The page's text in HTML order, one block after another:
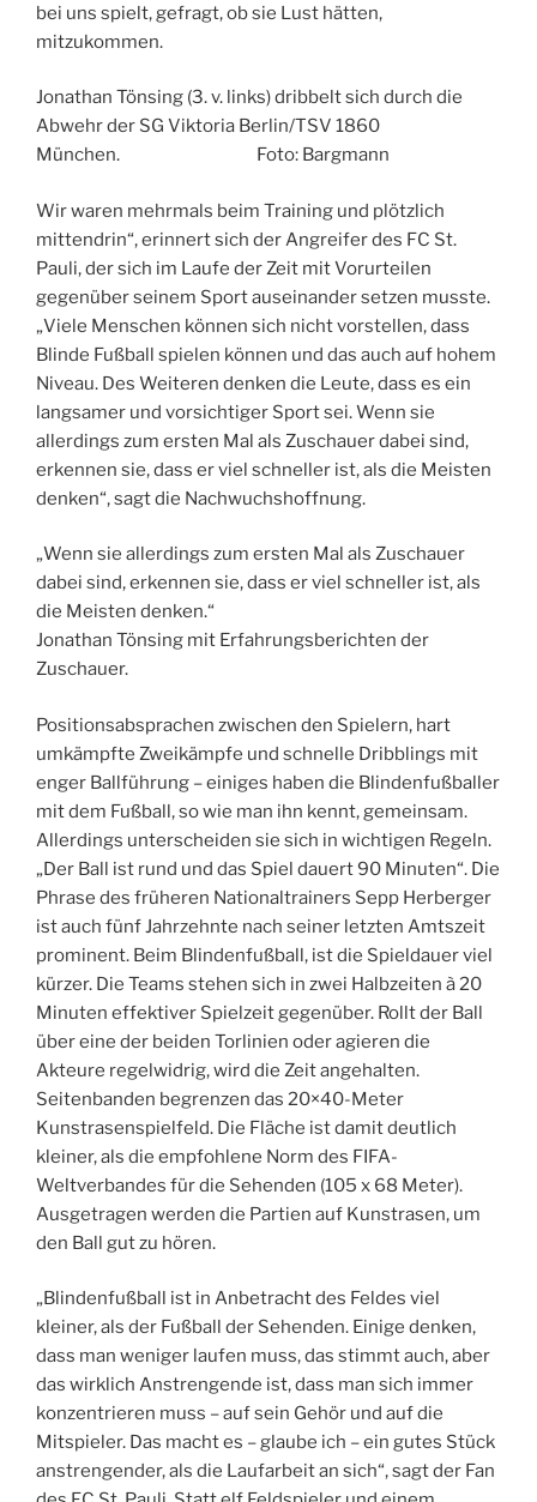
bei uns spielt, gefragt, ob sie Lust hätten,
mitzukommen.
Jonathan Tönsing (3. v. links) dribbelt sich durch die
Abwehr der SG Viktoria Berlin/TSV 1860
München. Foto: Bargmann
Wir waren mehrmals beim Training und plötzlich
mittendrin“, erinnert sich der Angreifer des FC St.
Pauli, der sich im Laufe der Zeit mit Vorurteilen
gegenüber seinem Sport auseinander setzen musste.
„Viele Menschen können sich nicht vorstellen, dass
Blinde Fußball spielen können und das auch auf hohem
Niveau. Des Weiteren denken die Leute, dass es ein
langsamer und vorsichtiger Sport sei. Wenn sie
allerdings zum ersten Mal als Zuschauer dabei sind,
erkennen sie, dass er viel schneller ist, als die Meisten
denken“, sagt die Nachwuchshoffnung.
„Wenn sie allerdings zum ersten Mal als Zuschauer
dabei sind, erkennen sie, dass er viel schneller ist, als
die Meisten denken.“
Jonathan Tönsing mit Erfahrungsberichten der
Zuschauer.
Positionsabsprachen zwischen den Spielern, hart
umkämpfte Zweikämpfe und schnelle Dribblings mit
enger Ballführung – einiges haben die Blindenfußballer
mit dem Fußball, so wie man ihn kennt, gemeinsam.
Allerdings unterscheiden sie sich in wichtigen Regeln.
„Der Ball ist rund und das Spiel dauert 90 Minuten“. Die
Phrase des früheren Nationaltrainers Sepp Herberger
ist auch fünf Jahrzehnte nach seiner letzten Amtszeit
prominent. Beim Blindenfußball, ist die Spieldauer viel
kürzer. Die Teams stehen sich in zwei Halbzeiten à 20
Minuten effektiver Spielzeit gegenüber. Rollt der Ball
über eine der beiden Torlinien oder agieren die
Akteure regelwidrig, wird die Zeit angehalten.
Seitenbanden begrenzen das 20×40-Meter
Kunstrasenspielfeld. Die Fläche ist damit deutlich
kleiner, als die empfohlene Norm des FIFA-
Weltverbandes für die Sehenden (105 x 68 Meter).
Ausgetragen werden die Partien auf Kunstrasen, um
den Ball gut zu hören.
„Blindenfußball ist in Anbetracht des Feldes viel
kleiner, als der Fußball der Sehenden. Einige denken,
dass man weniger laufen muss, das stimmt auch, aber
das wirklich Anstrengende ist, dass man sich immer
konzentrieren muss – auf sein Gehör und auf die
Mitspieler. Das macht es – glaube ich – ein gutes Stück
anstrengender, als die Laufarbeit an sich“, sagt der Fan